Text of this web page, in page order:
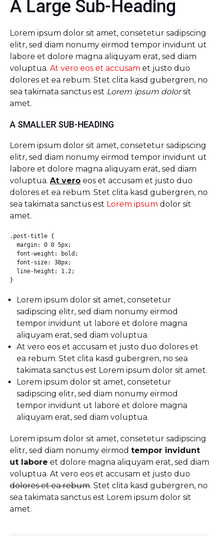
A Large Sub-Heading
Lorem ipsum dolor sit amet, consetetur sadipscing
elitr, sed diam nonumy eirmod tempor invidunt ut
labore et dolore magna aliquyam erat, sed diam
voluptua. At vero eos et accusam et justo duo
dolores et ea rebum. Stet clita kasd gubergren, no
sea takimata sanctus est Lorem ipsum dolorsit
amet.
A SMALLER SUB-HEADING
Lorem ipsum dolor sit amet, consetetur sadipscing
elitr, sed diam nonumy eirmod tempor invidunt ut
labore et dolore magna aliquyam erat, sed diam
voluptua. At vero eos et accusam et justo duo
dolores et ea rebum. Stet clita kasd gubergren, no
sea takimata sanctus est Lorem ipsum dolor sit
amet.
.post-title {
  margin: 0 0 5px;
  font-weight: bold;
  font-size: 38px;
  line-height: 1.2;
}
Lorem ipsum dolor sit amet, consetetur
sadipscing elitr, sed diam nonumy eirmod
tempor invidunt ut labore et dolore magna
aliquyam erat, sed diam voluptua.
At vero eos et accusam et justo duo dolores et
ea rebum. Stet clita kasd gubergren, no sea
takimata sanctus est Lorem ipsum dolor sit amet.
Lorem ipsum dolor sit amet, consetetur
sadipscing elitr, sed diam nonumy eirmod
tempor invidunt ut labore et dolore magna
aliquyam erat, sed diam voluptua.
Lorem ipsum dolor sit amet, consetetur sadipscing
elitr, sed diam nonumy eirmod tempor invidunt
ut labore et dolore magna aliquyam erat, sed diam
voluptua. At vero eos et accusam et justo duo
dolores et ea rebum. Stet clita kasd gubergren, no
sea takimata sanctus est Lorem ipsum dolor sit
amet.